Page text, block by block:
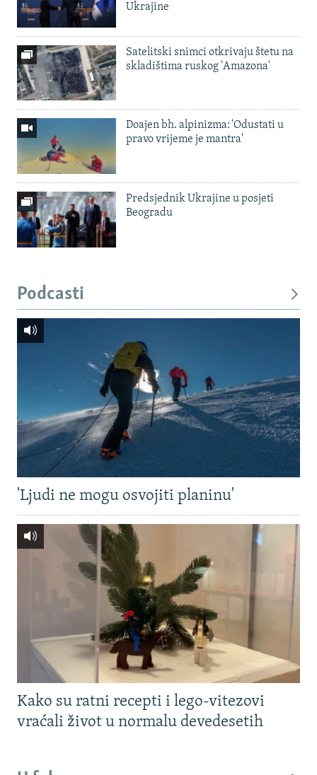
Ukrajine
Satelitski snimci otkrivaju štetu na
skladištima ruskog 'Amazona'
Doajen bh. alpinizma: 'Odustati u
pravo vrijeme je mantra'
Predsjednik Ukrajine u posjeti
Beogradu
Podcasti
'Ljudi ne mogu osvojiti planinu'
Kako su ratni recepti i lego-vitezovi
vraćali život u normalu devedesetih